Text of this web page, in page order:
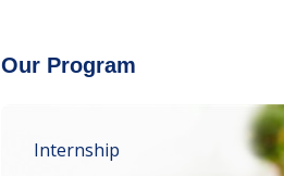
Our Program
Internship